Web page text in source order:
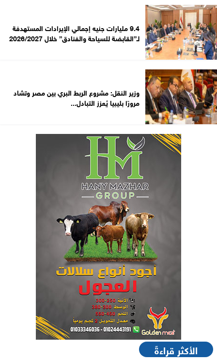
9.4 مليارات جنيه إجمالي الإيرادات المستهدفة
لـ”القابضة للسياحة والفنادق” خلال 2026/2027
وزير النقل: مشروع الربط البري بين مصر وتشاد
مرورًا بليبيا يُعزز التبادل...
الأكثر قراءةً